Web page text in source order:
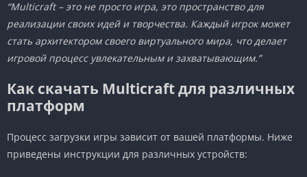
“Multicraft – это не просто игра, это пространство для
реализации своих идей и творчества. Каждый игрок может
стать архитектором своего виртуального мира, что делает
игровой процесс увлекательным и захватывающим.”
Как скачать Multicraft для различных
платформ
Процесс загрузки игры зависит от вашей платформы. Ниже
приведены инструкции для различных устройств: